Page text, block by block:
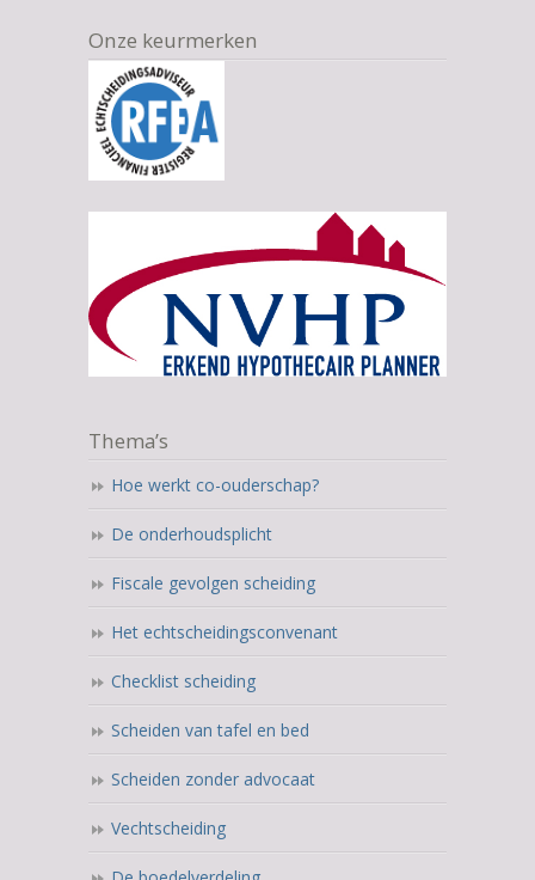
Onze keurmerken
Thema’s
Hoe werkt co-ouderschap?
De onderhoudsplicht
Fiscale gevolgen scheiding
Het echtscheidingsconvenant
Checklist scheiding
Scheiden van tafel en bed
Scheiden zonder advocaat
Vechtscheiding